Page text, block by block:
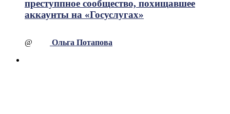
преступпное сообщество, похищавшее
аккаунты на «Госуслугах»
@ Ольга Потапова